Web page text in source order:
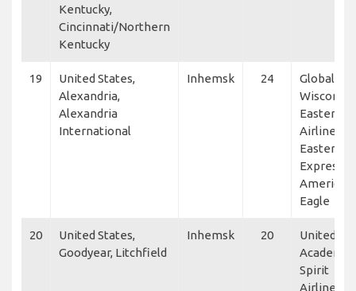
Kentucky,
Cincinnati/Northern
Kentucky
19
United States,
Alexandria,
Alexandria
International
Inhemsk 24
GlobalX,
Eastern
Airlines,
Eastern
Express,
American
Eagle
20
United States,
Goodyear, Litchfield
Inhemsk 20
United
Academy,
Spirit
Airlines,